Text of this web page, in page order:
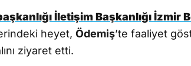
İletişim Başkanlığı
heyet, Ödemiş’te faaliyet
ziyaret etti.